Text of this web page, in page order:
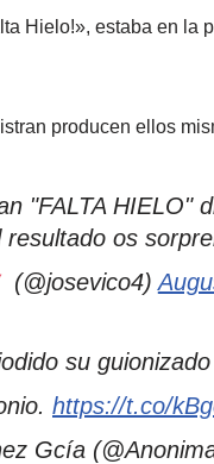
Hielo!», estaba en
producen ellos
"FALTA HIELO"
os
(@josevico4)
su
https://t.co/
Gcía